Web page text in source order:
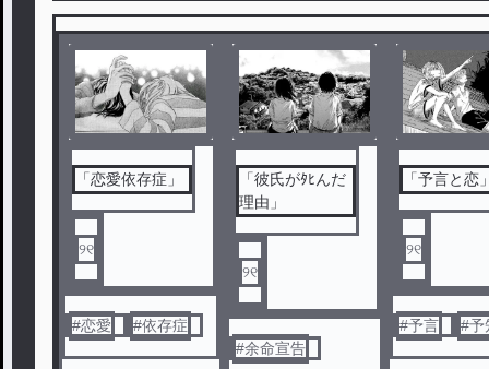
「恋愛依存症」
୨୧
#恋愛 #依存症
「彼氏がﾀﾋんだ
理由」
୨୧
#余命宣告
「予言と恋
୨୧
#予言 #予